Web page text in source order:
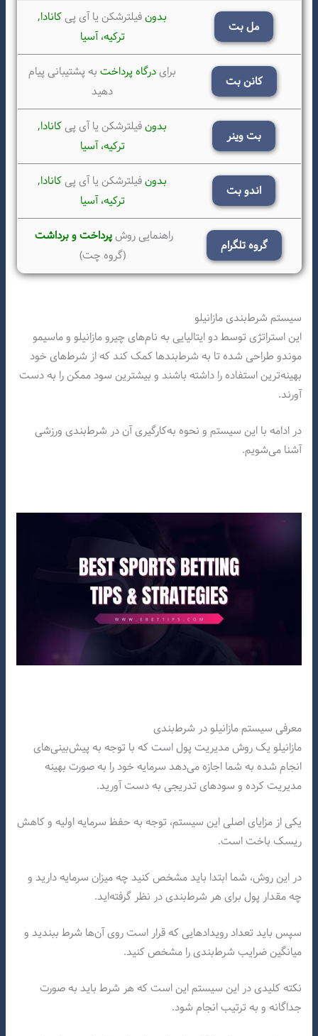
مل بت
بدونفیلترشکن یا آی پیکانادا,
ترکیه، آسیا
کانن بت
برایدرگاه پرداختبه پشتیبانی پیام
دهید
بت وینر
بدونفیلترشکن یا آی پیکانادا,
ترکیه، آسیا
اندو بت
بدونفیلترشکن یا آی پیکانادا,
ترکیه، آسیا
گروه تلگرام
راهنمایی روشپرداخت و برداشت
(گروه چت)
سیستم شرط‌بندی مازانیلو
این استراتژی توسط دو ایتالیایی به نام‌های چیرو مازانیلو و ماسیمو
موندو طراحی شده تا به شرط‌بندها کمک کند که از شرط‌های خود
بهینه‌ترین استفاده را داشته باشند و بیشترین سود ممکن را به دست
آورند.
در ادامه با این سیستم و نحوه به‌کارگیری آن در شرط‌بندی ورزشی
آشنا می‌شویم.
معرفی سیستم مازانیلو در شرط‌بندی
مازانیلو یک روش مدیریت پول است که با توجه به پیش‌بینی‌های
انجام شده به شما اجازه می‌دهد سرمایه خود را به صورت بهینه
مدیریت کرده و سودهای تدریجی به دست آورید.
یکی از مزایای اصلی این سیستم، توجه به حفظ سرمایه اولیه و کاهش
ریسک باخت است.
در این روش، شما ابتدا باید مشخص کنید چه میزان سرمایه دارید و
چه مقدار پول برای هر شرط‌بندی در نظر گرفته‌اید.
سپس باید تعداد رویدادهایی که قرار است روی آن‌ها شرط ببندید و
میانگین ضرایب شرط‌بندی را مشخص کنید.
نکته کلیدی در این سیستم این است که هر شرط باید به صورت
جداگانه و به ترتیب انجام شود.